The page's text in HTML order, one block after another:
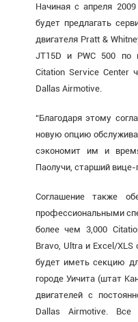
Начиная с апреля
будет предлагать
двигателя Pratt &
JT15D и PWC 500 по
Citation Service Center
Dallas Airmotive.
“Благодаря этому
новую опцию
сэкономит им и
Паолучи, старший
Соглашение также
профессиональными
более чем 3,000
Bravo, Ultra и Excel/XLS
будет иметь секцию
городе Уичита (штат
двигателей с
Dallas Airmotive. Все